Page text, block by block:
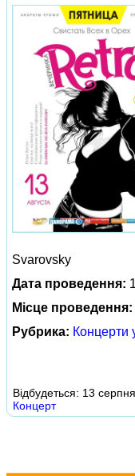
Svarovsky
Дата проведення:
Місце проведення:
Рубрика: Концерти
Відбудеться: 13
Концерт